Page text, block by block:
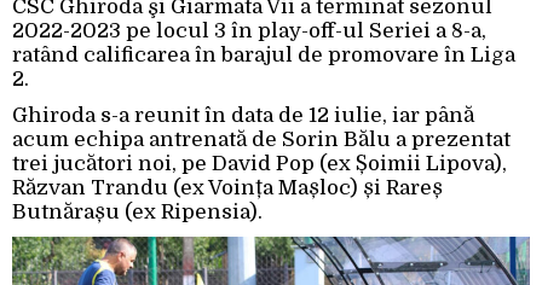
CSC Ghiroda şi Giarmata Vii a terminat sezonul
2022-2023 pe locul 3 în play-off-ul Seriei a 8-a,
ratând calificarea în barajul de promovare în Liga
2.
Ghiroda s-a reunit în data de 12 iulie, iar până
acum echipa antrenată de Sorin Bălu a prezentat
trei jucători noi, pe David Pop (ex Șoimii Lipova),
Răzvan Trandu (ex Voința Mașloc) și Rareș
Butnărașu (ex Ripensia).